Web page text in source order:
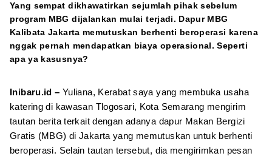
Yang sempat dikhawatirkan sejumlah pihak sebelum
program MBG dijalankan mulai terjadi. Dapur MBG
Kalibata Jakarta memutuskan berhenti beroperasi karena
nggak pernah mendapatkan biaya operasional. Seperti
apa ya kasusnya?
Inibaru.id – Yuliana, Kerabat saya yang membuka usaha
katering di kawasan Tlogosari, Kota Semarang mengirim
tautan berita terkait dengan adanya dapur Makan Bergizi
Gratis (MBG) di Jakarta yang memutuskan untuk berhenti
beroperasi. Selain tautan tersebut, dia mengirimkan pesan